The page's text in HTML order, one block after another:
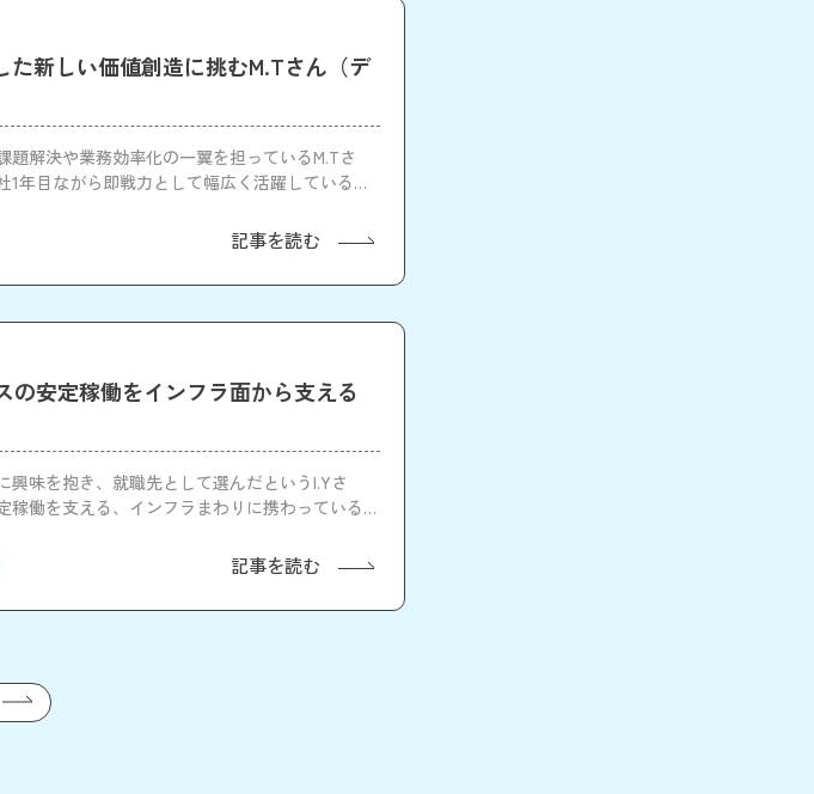
た新しい価値創造に挑むM.Tさん（デ
解決や業務効率化の一翼を担っているM.Tさ
年目ながら即戦力として幅広く活躍しているM.T
記事を読む
の安定稼働をインフラ面から支える
味を抱き、就職先として選んだというI.Yさ
働を支える、インフラまわりに携わっている
記事を読む